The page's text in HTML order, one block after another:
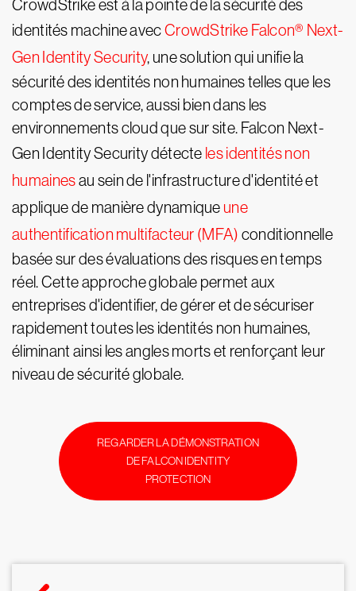
CrowdStrike est à la pointe de la sécurité des
identités machine avecCrowdStrike Falcon® Next-
Gen Identity Security, une solution qui unifie la
sécurité des identités non humaines telles que les
comptes de service, aussi bien dans les
environnements cloud que sur site. Falcon Next-
Gen Identity Security détecte les identités non
humainesau sein de l'infrastructure d'identité et
applique de manière dynamique une
authentification multifacteur (MFA) conditionnelle
basée sur des évaluations des risques en temps
réel. Cette approche globale permet aux
entreprises d'identifier, de gérer et de sécuriser
rapidement toutes les identités non humaines,
éliminant ainsi les angles morts et renforçant leur
niveau de sécurité globale.
REGARDER LA DÉMONSTRATION
DE FALCON IDENTITY
PROTECTION